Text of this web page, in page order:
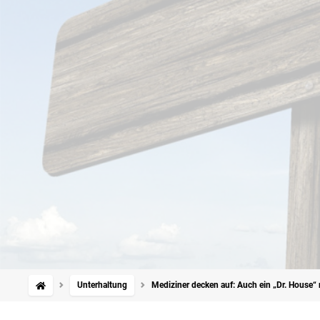
Unterhaltung Mediziner decken auf: Auch ein „Dr. House“